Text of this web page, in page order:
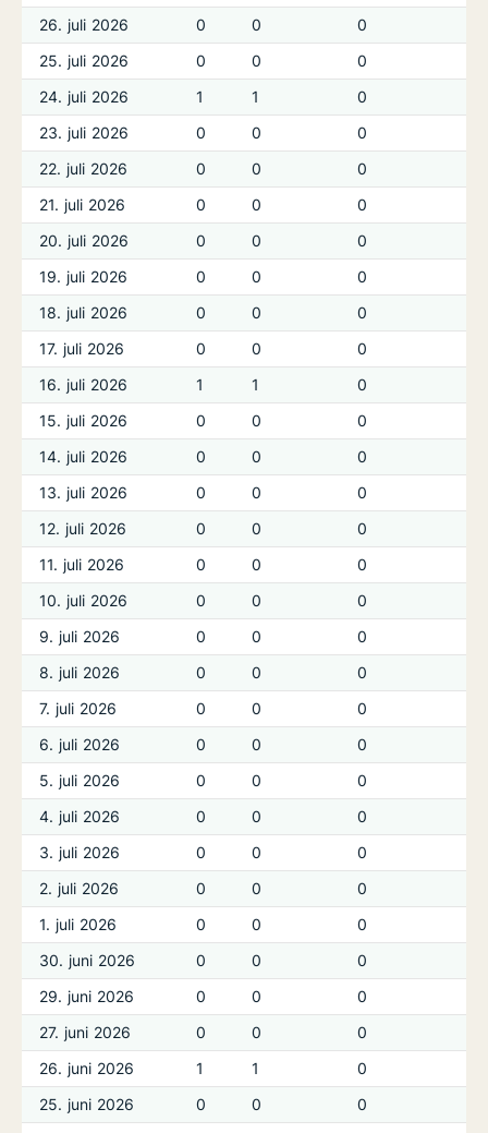
26. juli 2026
0 0
0
25. juli 2026
0 0
0
24. juli 2026
1 1
0
23. juli 2026
0 0
0
22. juli 2026
0 0
0
21. juli 2026
0 0
0
20. juli 2026
0 0
0
19. juli 2026
0 0
0
18. juli 2026
0 0
0
17. juli 2026
0 0
0
16. juli 2026
1 1
0
15. juli 2026
0 0
0
14. juli 2026
0 0
0
13. juli 2026
0 0
0
12. juli 2026
0 0
0
11. juli 2026
0 0
0
10. juli 2026
0 0
0
9. juli 2026
0 0
0
8. juli 2026
0 0
0
7. juli 2026
0 0
0
6. juli 2026
0 0
0
5. juli 2026
0 0
0
4. juli 2026
0 0
0
3. juli 2026
0 0
0
2. juli 2026
0 0
0
1. juli 2026
0 0
0
30. juni 2026
0 0
0
29. juni 2026
0 0
0
27. juni 2026
0 0
0
26. juni 2026
1 1
0
25. juni 2026
0 0
0